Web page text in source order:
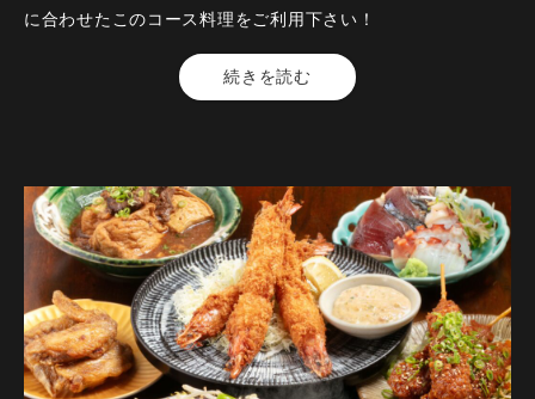
※お席の時間は120分となります
コースの制限時間は120分となっております。
飲み放題のラストオーダーは30分前となっております。
他割引優待、施設利用券併用不可。
（施設利用券ご利用のお客様・コース金額8,000円）
に合わせたこのコース料理をご利用下さい！
続きを読む
【料金】5500円（税込）
【飲み放題】有 約30品以上
【コース内容】
各ご宴会にぜひ！ご予約はお早めに！
クーポンの
【＋500円でお席3時間確約！（お食事付コース飲み放題90分
→150分）】